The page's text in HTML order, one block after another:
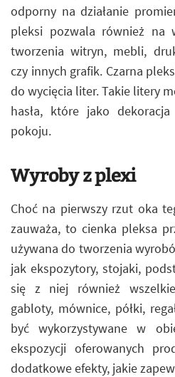
odporny na działanie
pleksi pozwala również na
tworzenia witryn, mebli,
czy innych grafik. Czarna
do wycięcia liter. Takie litery
hasła, które jako
pokoju.
Wyroby z plexi
Choć na pierwszy rzut oka
zauważa, to cienka pleksa
używana do tworzenia
jak ekspozytory, stojaki,
się z niej również
gabloty, mównice, półki,
być wykorzystywane w
ekspozycji oferowanych
dodatkowe efekty, jakie